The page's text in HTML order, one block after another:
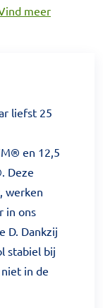
meer
liefst 25
en 12,5
Deze
werken
in ons
D. Dankzij
stabiel bij
in de